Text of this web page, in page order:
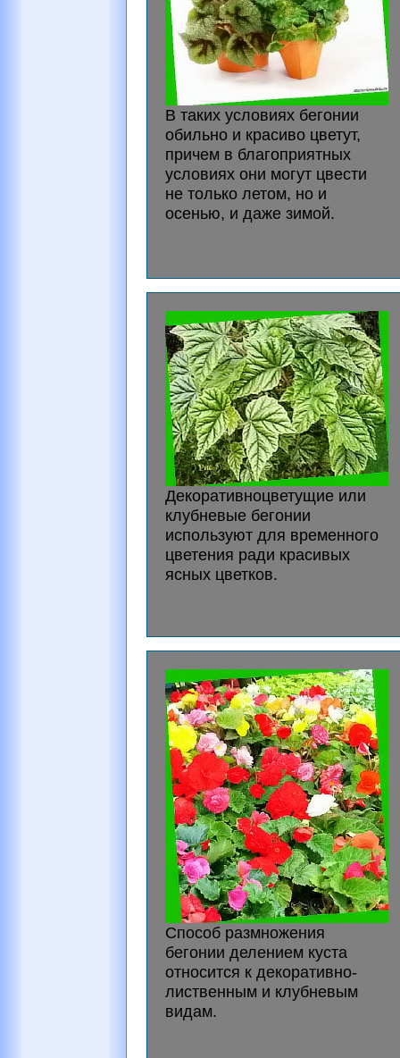
В таких условиях бегонии
обильно и красиво цветут,
причем в благоприятных
условиях они могут цвести
не только летом, но и
осенью, и даже зимой.
Декоративноцветущие или
клубневые бегонии
используют для временного
цветения ради красивых
ясных цветков.
Способ размножения
бегонии делением куста
относится к декоративно-
лиственным и клубневым
видам.